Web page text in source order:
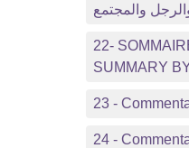
والرجل والمجتمع
22-
SUMMARY
23 -
24 -